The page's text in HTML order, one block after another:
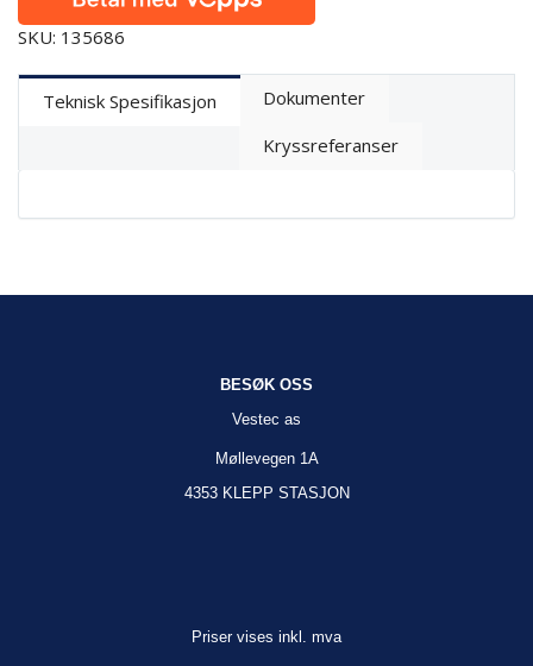
SKU: 135686
Teknisk Spesifikasjon
Dokumenter
Kryssreferanser
BESØK OSS
Vestec as
Møllevegen 1A
4353 KLEPP STASJON
Priser vises inkl. mva